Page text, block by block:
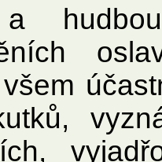
a